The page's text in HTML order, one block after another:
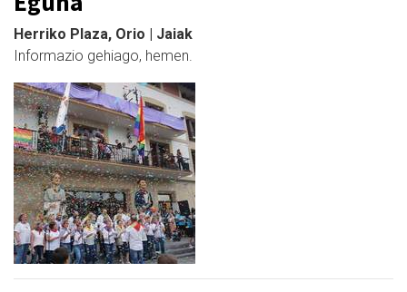
Herriko Plaza, Orio | Jaiak
Informazio gehiago, hemen.